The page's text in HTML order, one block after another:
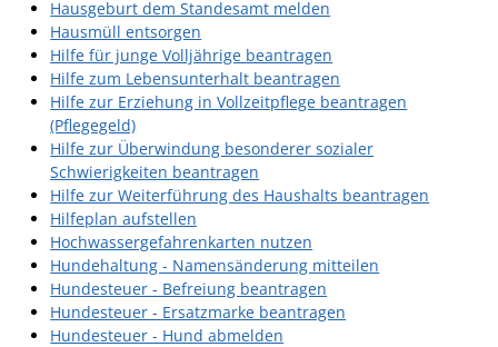
Hausgeburt dem Standesamt melden
Hausmüll entsorgen
Hilfe für junge Volljährige beantragen
Hilfe zum Lebensunterhalt beantragen
Hilfe zur Erziehung in Vollzeitpflege beantragen
(Pflegegeld)
Hilfe zur Überwindung besonderer sozialer
Schwierigkeiten beantragen
Hilfe zur Weiterführung des Haushalts beantragen
Hilfeplan aufstellen
Hochwassergefahrenkarten nutzen
Hundehaltung - Namensänderung mitteilen
Hundesteuer - Befreiung beantragen
Hundesteuer - Ersatzmarke beantragen
Hundesteuer - Hund abmelden